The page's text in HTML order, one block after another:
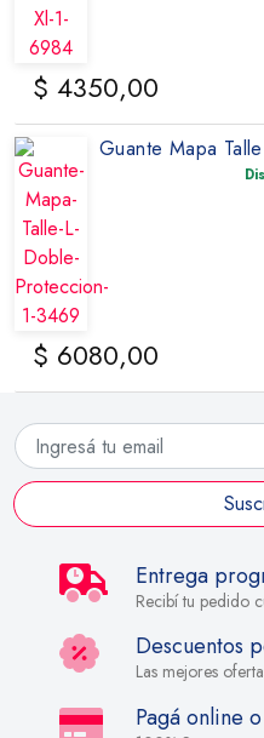
$ 4350,00
Guante Mapa
$ 6080,00
Entrega
Recibí tu pedido
Descuentos
Las mejores
Pagá online